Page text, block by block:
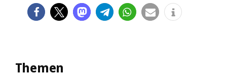
Themen